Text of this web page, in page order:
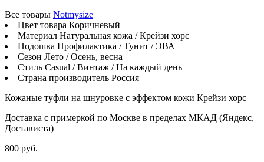
Все товары Notmysize
Цвет товара Коричневый
Материал Натуральная кожа / Крейзи хорс
Подошва Профилактика / Тунит / ЭВА
Сезон Лето / Осень, весна
Стиль Casual / Винтаж / На каждый день
Страна производитель Россия
Кожаные туфли на шнуровке с эффектом кожи Крейзи хорс
Доставка с примеркой по Москве в пределах МКАД (Яндекс,
Достависта)
800 руб.